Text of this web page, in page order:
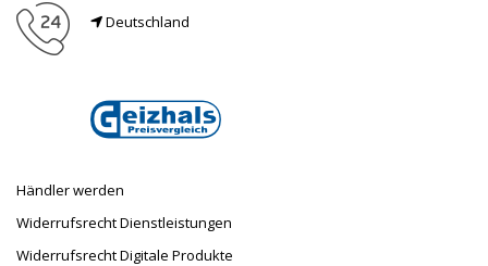
Deutschland
Händler werden
Widerrufsrecht Dienstleistungen
Widerrufsrecht Digitale Produkte